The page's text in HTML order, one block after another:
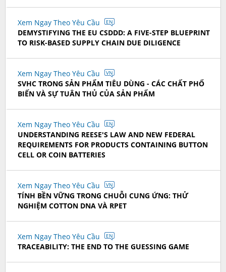
Xem Ngay Theo Yêu Cầu EN
DEMYSTIFYING THE EU CSDDD: A FIVE-STEP BLUEPRINT
TO RISK-BASED SUPPLY CHAIN DUE DILIGENCE
Xem Ngay Theo Yêu Cầu VN
SVHC TRONG SẢN PHẨM TIÊU DÙNG - CÁC CHẤT PHỔ
BIẾN VÀ SỰ TUÂN THỦ CỦA SẢN PHẨM
Xem Ngay Theo Yêu Cầu EN
UNDERSTANDING REESE'S LAW AND NEW FEDERAL
REQUIREMENTS FOR PRODUCTS CONTAINING BUTTON
CELL OR COIN BATTERIES
Xem Ngay Theo Yêu Cầu VN
TÍNH BỀN VỮNG TRONG CHUỖI CUNG ỨNG: THỬ
NGHIỆM COTTON DNA VÀ RPET
Xem Ngay Theo Yêu Cầu EN
TRACEABILITY: THE END TO THE GUESSING GAME